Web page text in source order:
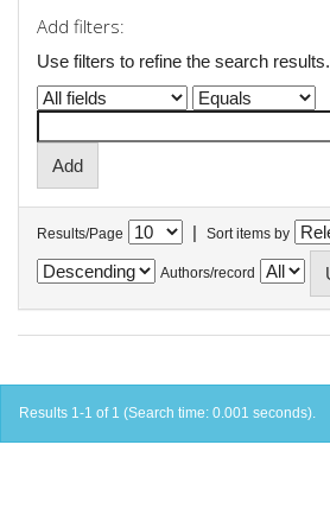
Add filters:
Use filters to refine the search results.
Results/Page | Sort items by
Authors/record
Results 1-1 of 1 (Search time: 0.001 seconds).